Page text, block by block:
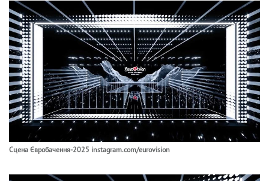
Сцена Євробачення-2025 instagram.com/eurovision